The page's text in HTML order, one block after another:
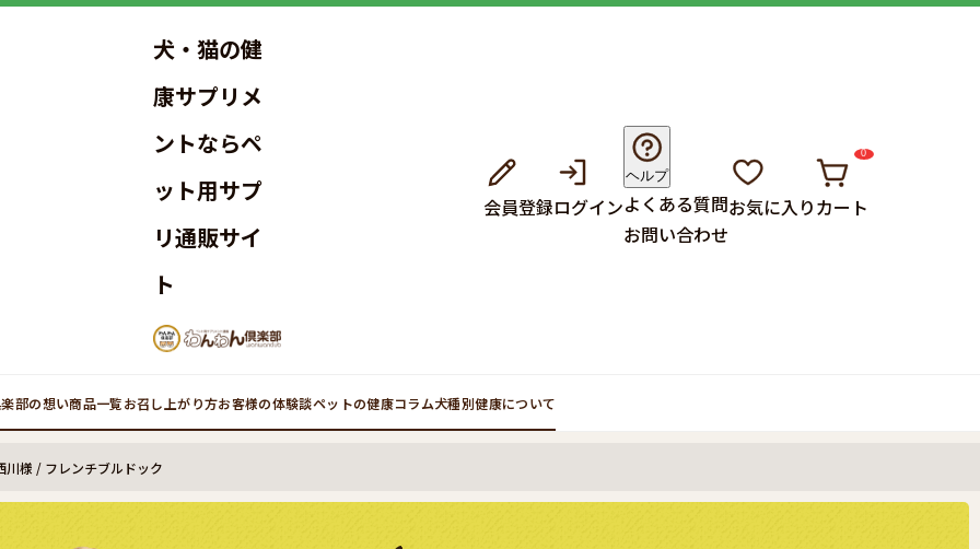
犬・猫の健
康サプリメ
ントならペ
ット用サプ
リ通販サイ
ト
会員登録ログイン
ヘルプ
よくある質問
お問い合わせ
お気に入りカート
0
部の想い商品一覧お召し上がり方お客様の体験談ペットの健康コラム犬種別健康について
様 / フレンチブルドック